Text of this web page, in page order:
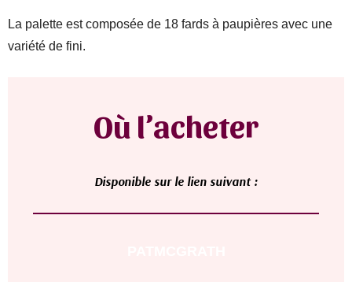
La palette est composée de 18 fards à paupières avec une
variété de fini.
Où l’acheter
Disponible sur le lien suivant :